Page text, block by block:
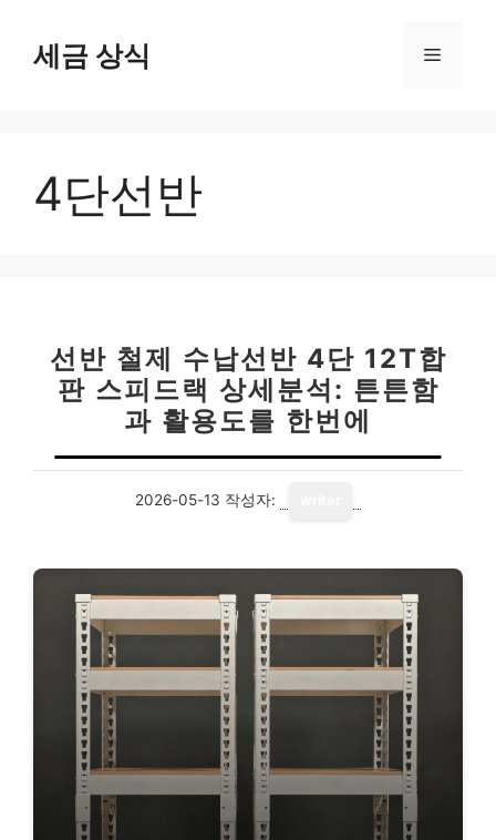
세금 상식 메
4단선반
선반 철제 수납선반 4단 12T합
판 스피드랙 상세분석: 튼튼함
과 활용도를 한번에
2026-05-13 작성자: